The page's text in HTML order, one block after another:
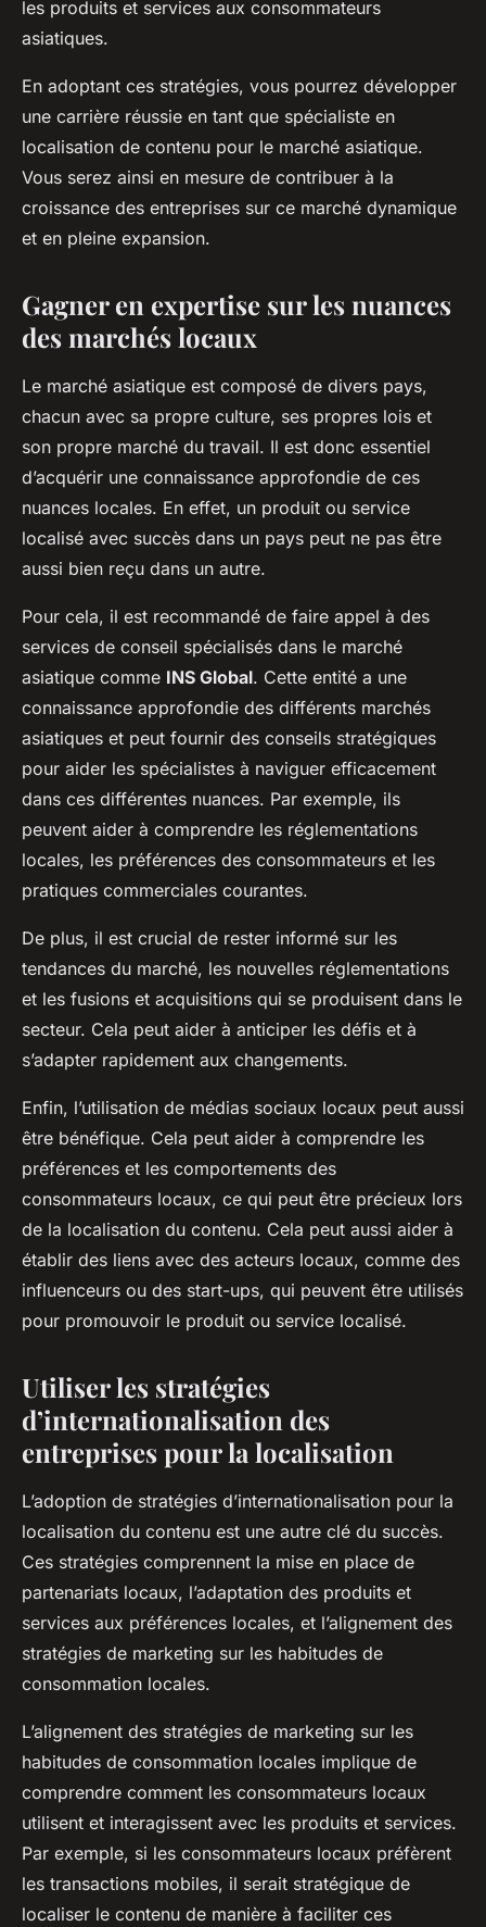
les produits et services aux consommateurs
asiatiques.
En adoptant ces stratégies, vous pourrez développer
une carrière réussie en tant que spécialiste en
localisation de contenu pour le marché asiatique.
Vous serez ainsi en mesure de contribuer à la
croissance des entreprises sur ce marché dynamique
et en pleine expansion.
Gagner en expertise sur les nuances
des marchés locaux
Le marché asiatique est composé de divers pays,
chacun avec sa propre culture, ses propres lois et
son propre marché du travail. Il est donc essentiel
d’acquérir une connaissance approfondie de ces
nuances locales. En effet, un produit ou service
localisé avec succès dans un pays peut ne pas être
aussi bien reçu dans un autre.
Pour cela, il est recommandé de faire appel à des
services de conseil spécialisés dans le marché
asiatique comme INS Global. Cette entité a une
connaissance approfondie des différents marchés
asiatiques et peut fournir des conseils stratégiques
pour aider les spécialistes à naviguer efficacement
dans ces différentes nuances. Par exemple, ils
peuvent aider à comprendre les réglementations
locales, les préférences des consommateurs et les
pratiques commerciales courantes.
De plus, il est crucial de rester informé sur les
tendances du marché, les nouvelles réglementations
et les fusions et acquisitions qui se produisent dans le
secteur. Cela peut aider à anticiper les défis et à
s’adapter rapidement aux changements.
Enfin, l’utilisation de médias sociaux locaux peut aussi
être bénéfique. Cela peut aider à comprendre les
préférences et les comportements des
consommateurs locaux, ce qui peut être précieux lors
de la localisation du contenu. Cela peut aussi aider à
établir des liens avec des acteurs locaux, comme des
influenceurs ou des start-ups, qui peuvent être utilisés
pour promouvoir le produit ou service localisé.
Utiliser les stratégies
d’internationalisation des
entreprises pour la localisation
L’adoption de stratégies d’internationalisation pour la
localisation du contenu est une autre clé du succès.
Ces stratégies comprennent la mise en place de
partenariats locaux, l’adaptation des produits et
services aux préférences locales, et l’alignement des
stratégies de marketing sur les habitudes de
consommation locales.
L’alignement des stratégies de marketing sur les
habitudes de consommation locales implique de
comprendre comment les consommateurs locaux
utilisent et interagissent avec les produits et services.
Par exemple, si les consommateurs locaux préfèrent
les transactions mobiles, il serait stratégique de
localiser le contenu de manière à faciliter ces